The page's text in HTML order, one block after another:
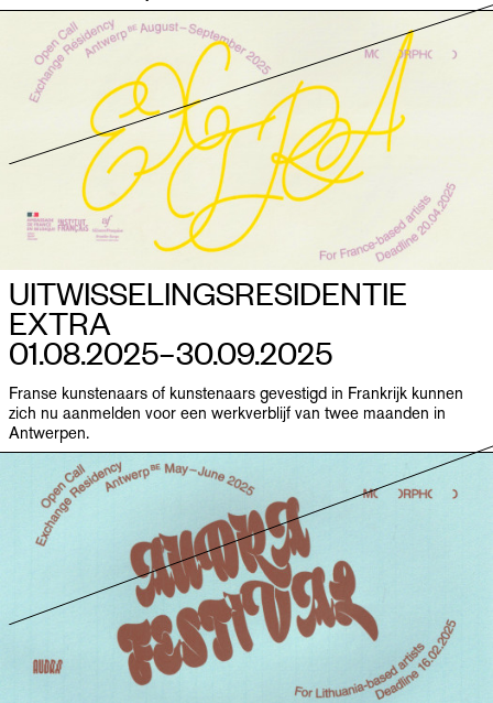
UITWISSELINGSRESIDENTIE
EXTRA
01.08.2025–​30.09.2025
Franse kunstenaars of kunstenaars gevestigd in Frankrijk kunnen
zich nu aanmelden voor een werkverblijf van twee maanden in
Antwerpen.